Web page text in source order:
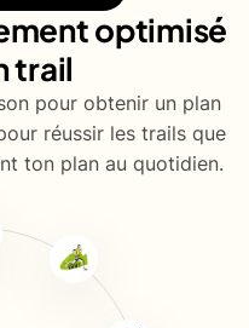
optimisé
trail
pour obtenir un plan
réussir les trails que
ton plan au quotidien.